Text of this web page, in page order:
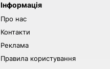
Інформація
Про нас
Контакти
Реклама
Правила користування